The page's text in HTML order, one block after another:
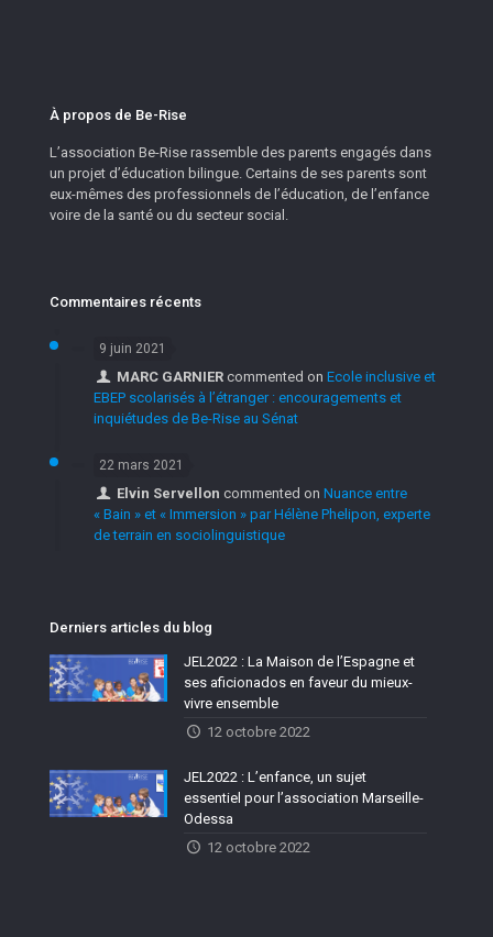
À propos de Be-Rise
L’association Be-Rise rassemble des parents engagés dans
un projet d’éducation bilingue. Certains de ses parents sont
eux-mêmes des professionnels de l’éducation, de l’enfance
voire de la santé ou du secteur social.
Commentaires récents
9 juin 2021
MARC GARNIER commented onEcole inclusive et
EBEP scolarisés à l’étranger : encouragements et
inquiétudes de Be-Rise au Sénat
22 mars 2021
Elvin Servellon commented onNuance entre
« Bain » et « Immersion » par Hélène Phelipon, experte
de terrain en sociolinguistique
Derniers articles du blog
JEL2022 : La Maison de l’Espagne et
ses aficionados en faveur du mieux-
vivre ensemble
12 octobre 2022
JEL2022 : L’enfance, un sujet
essentiel pour l’association Marseille-
Odessa
12 octobre 2022